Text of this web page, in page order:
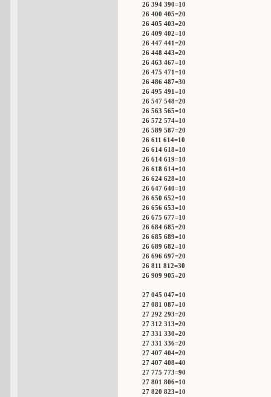
26 394 390=10
26 400 405=20
26 405 403=20
26 409 402=10
26 447 441=20
26 448 443=20
26 463 467=10
26 475 471=10
26 486 487=30
26 495 491=10
26 547 548=20
26 563 565=10
26 572 574=10
26 589 587=20
26 611 614=10
26 614 618=10
26 614 619=10
26 618 614=10
26 624 628=10
26 647 640=10
26 650 652=10
26 656 653=10
26 675 677=10
26 684 685=20
26 685 689=10
26 689 682=10
26 696 697=20
26 811 812=30
26 909 905=20
27 045 047=10
27 081 087=10
27 292 293=20
27 312 313=20
27 331 330=20
27 331 336=20
27 407 404=20
27 407 408=40
27 775 773=90
27 801 806=10
27 820 823=10